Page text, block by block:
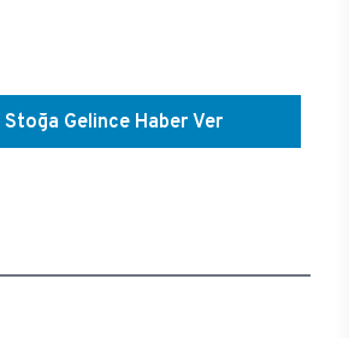
Stoğa Gelince Haber Ver